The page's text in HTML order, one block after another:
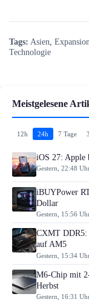
Tags: Asien Expansion
Technologie
Meistgelesene
12h 24h 7 Tage
iOS 27: Apple
Gestern, 22:48
iBUYPower
Dollar
Gestern, 15:56
CXMT DDR5:
auf AM5
Gestern, 15:34
M6-Chip mit
Herbst
Gestern, 16:31